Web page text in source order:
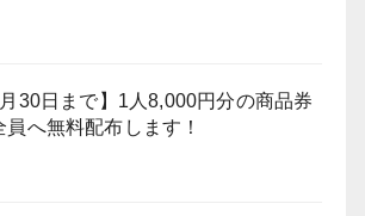
月30日まで】1人8,000円分の商品券
員へ無料配布します！